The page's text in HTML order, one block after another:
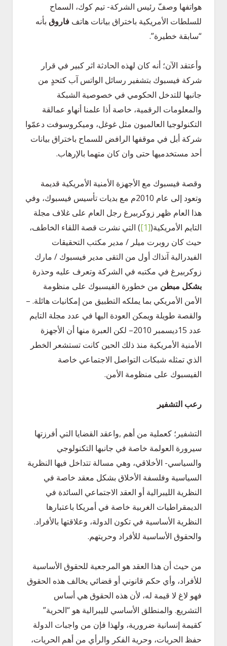
هواتفها وصفّ رئيس الشركة- تيم كوك، السماح
للسلطات الأمريكية باختراق بيانات هاتف فاروق بأنه
“سابقة خطيرة”.
وأعتقد الآن؛ أنه كان لهذه الحادثة اثر كبير في قرار
شركة فيسبوك بتشفير رسائل الواتس آب كتحدٍ من
جانبها للتدخل الحكومي في خصوصية الشبكة
والمعلومات الرقمية، خاصة أذا علمنا أنهاو عمالقة
التكنولوجيا العالميون مثل غوغل، وميكروسوفت دعمّوا
شركة أبل في موقفها الرافض للسماح باختراق بيانات
أحد مستخدميها حتى وان كان متهما بالإرهاب.
وقصة فيسبوك مع الأجهزة الأمنية الأمريكية قديمة
وتعود إلى عام 2010م مع بديات تأسيس فيسبوك، وفي
هذا العام ظهر زوكربيرغ رجل العام على غلاف مجلة
التايم الأمريكية([1]
) التي نشرت قصة اللقاء الخاطف،
حيث كان روبرت ميلر / مدير مكتب التحقيقات
الفيدرالية آنذاك أول من التقى مدير فيسبوك / مارك
زوكربيرغ في مكتبه في الشركة وتعرف عليه وحذرة
بشكل مبطن من خطورة الفيسبوك على منظومة
الأمن الأمريكي بما يملكه التطبيق من إمكانيات هائلة. –
والقصة طويلة ويمكن العودة اليها في عدد مجلة التايم
عدد 15ديسمبر 2010– لكن العبرة منها أن الأجهزة
الأمنية الأمريكية منذ ذلك الحين كانت تستشعر الخطر
الذي تمثله شبكات التواصل الاجتماعي خاصة
الفيسبوك على منظومة الأمن.
رعب التشفير
التشفير؛ كعملية من أهم ,واعقد القضايا التي أفرزتها
سيرورة العولمة خاصة في جانبها التكنولوجي
والسياسي- الأخلاقي، وهي مسالة تتداخل فيها النظرية
السياسية وفلسفة الأخلاق بشكل معقد خاصة في
النظرية الليبرالية أو العقد الاجتماعي السائدة في
الديمقراطيات الغربية خاصة في أمريكا باعتبارها
النظرية الأساسية في تكون الدولة، وعلاقتها بالأفراد.
والحقوق الأساسية للأفراد وحريتهم.
من حيث أن هذا العقد هو المرجعية للحقوق الأساسية
للأفراد، وأي حكم قانوني أو قضائي يخالف هذه الحقوق
فهو لاغ لا قيمة له، لأن هذه الحقوق هي أساس
التشريع. والمنطلق الأساسي لليبرالية هو “الحرية”
كقيمة إنسانية ضرورية، ولهذا فإن من واجبات الدولة
حفظ الحريات، وحرية الفكر والرأي من أهم الحريات،